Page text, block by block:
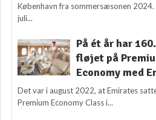
København fra sommersæsonen 2024.
juli...
På ét år har
fløjet på
Economy med
Det var i august 2022, at Emirates
Premium Economy Class i...